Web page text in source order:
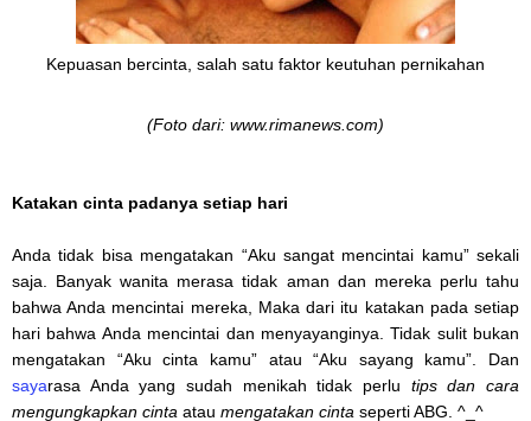
Kepuasan bercinta, salah satu faktor keutuhan pernikahan
(Foto dari: www.rimanews.com)
Katakan cinta padanya setiap hari
Anda tidak bisa mengatakan “Aku sangat mencintai kamu” sekali
saja. Banyak wanita merasa tidak aman dan mereka perlu tahu
bahwa Anda mencintai mereka, Maka dari itu katakan pada setiap
hari bahwa Anda mencintai dan menyayanginya. Tidak sulit bukan
mengatakan “Aku cinta kamu” atau “Aku sayang kamu”. Dan
sayarasa Anda yang sudah menikah tidak perlu tips dan cara
mengungkapkan cinta atau mengatakan cinta seperti ABG. ^_^